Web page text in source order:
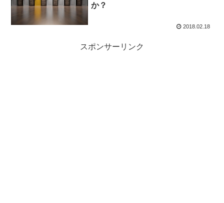
か？
2018.02.18
スポンサーリンク